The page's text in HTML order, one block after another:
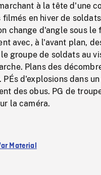
à la tête d'une
en hiver de
change d'angle sous
avec, à l'avant plan,
groupe de soldats au
Plans des
d'explosions dans
des obus. PG de
la caméra.
Material